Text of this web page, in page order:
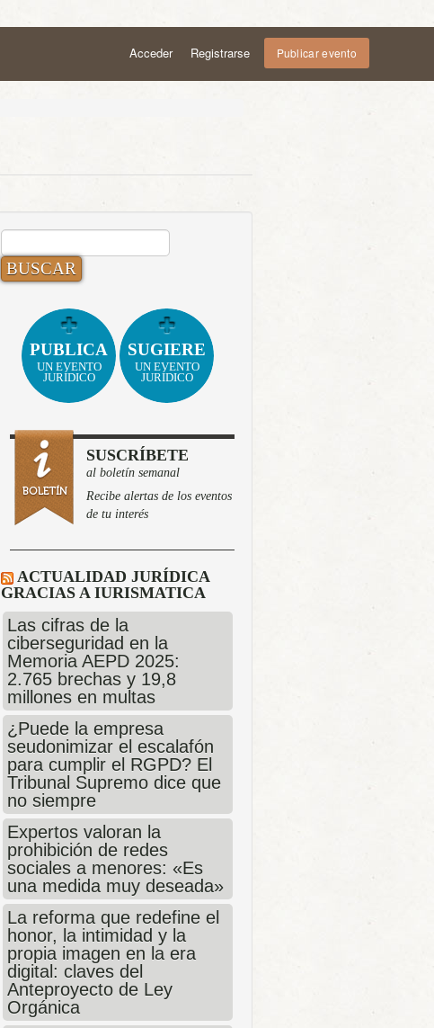
Acceder Registrarse Publicar evento
BUSCAR:
PUBLICA
UN EVENTO
JURÍDICO
SUGIERE
UN EVENTO
JURÍDICO
SUSCRÍBETE
al boletín semanal
Recibe alertas de los eventos
de tu interés
ACTUALIDAD JURÍDICA
GRACIAS A IURISMATICA
Las cifras de la
ciberseguridad en la
Memoria AEPD 2025:
2.765 brechas y 19,8
millones en multas
¿Puede la empresa
seudonimizar el escalafón
para cumplir el RGPD? El
Tribunal Supremo dice que
no siempre
Expertos valoran la
prohibición de redes
sociales a menores: «Es
una medida muy deseada»
La reforma que redefine el
honor, la intimidad y la
propia imagen en la era
digital: claves del
Anteproyecto de Ley
Orgánica